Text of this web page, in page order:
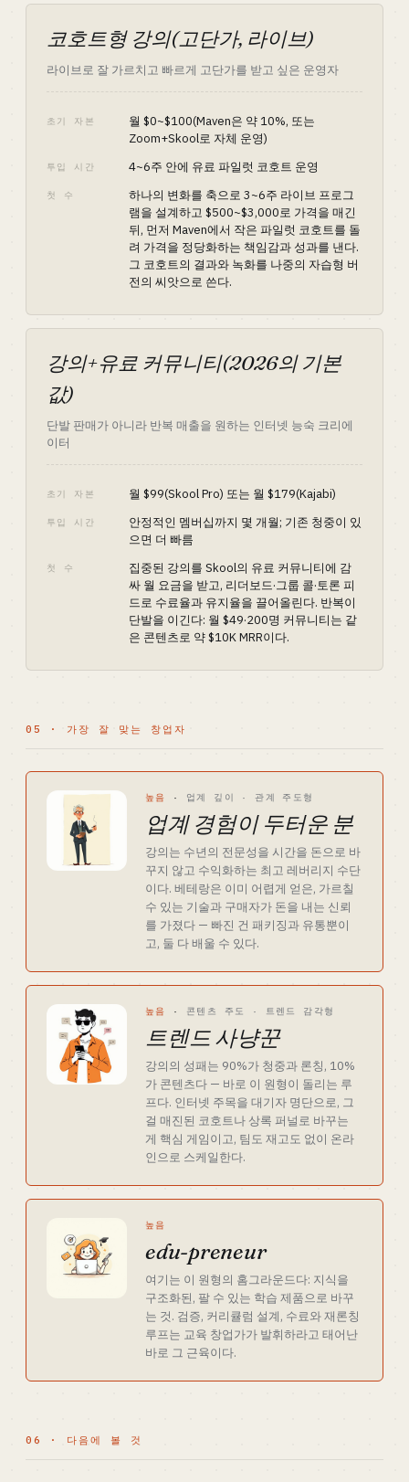
코호트형 강의(고단가, 라이브)
라이브로 잘 가르치고 빠르게 고단가를 받고 싶은 운영자
초기 자본
월 $0~$100(Maven은 약 10%, 또는
Zoom+Skool로 자체 운영)
투입 시간 4~6주 안에 유료 파일럿 코호트 운영
첫 수
하나의 변화를 축으로 3~6주 라이브 프로그
램을 설계하고 $500~$3,000로 가격을 매긴
뒤, 먼저 Maven에서 작은 파일럿 코호트를 돌
려 가격을 정당화하는 책임감과 성과를 낸다.
그 코호트의 결과와 녹화를 나중의 자습형 버
전의 씨앗으로 쓴다.
강의+유료 커뮤니티(2026의 기본
값)
단발 판매가 아니라 반복 매출을 원하는 인터넷 능숙 크리에
이터
초기 자본 월 $99(Skool Pro) 또는 월 $179(Kajabi)
투입 시간
안정적인 멤버십까지 몇 개월; 기존 청중이 있
으면 더 빠름
첫 수
집중된 강의를 Skool의 유료 커뮤니티에 감
싸 월 요금을 받고, 리더보드·그룹 콜·토론 피
드로 수료율과 유지율을 끌어올린다. 반복이
단발을 이긴다: 월 $49·200명 커뮤니티는 같
은 콘텐츠로 약 $10K MRR이다.
05 · 가장 잘 맞는 창업자
높음 · 업계 깊이 · 관계 주도형
업계 경험이 두터운 분
강의는 수년의 전문성을 시간을 돈으로 바
꾸지 않고 수익화하는 최고 레버리지 수단
이다. 베테랑은 이미 어렵게 얻은, 가르칠
수 있는 기술과 구매자가 돈을 내는 신뢰
를 가졌다 — 빠진 건 패키징과 유통뿐이
고, 둘 다 배울 수 있다.
높음 · 콘텐츠 주도 · 트렌드 감각형
트렌드 사냥꾼
강의의 성패는 90%가 청중과 론칭, 10%
가 콘텐츠다 — 바로 이 원형이 돌리는 루
프다. 인터넷 주목을 대기자 명단으로, 그
걸 매진된 코호트나 상록 퍼널로 바꾸는
게 핵심 게임이고, 팀도 재고도 없이 온라
인으로 스케일한다.
높음
edu-preneur
여기는 이 원형의 홈그라운드다: 지식을
구조화된, 팔 수 있는 학습 제품으로 바꾸
는 것. 검증, 커리큘럼 설계, 수료와 재론칭
루프는 교육 창업가가 발휘하라고 태어난
바로 그 근육이다.
06 · 다음에 볼 것